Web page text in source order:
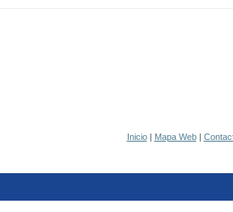
Inicio| Mapa Web|